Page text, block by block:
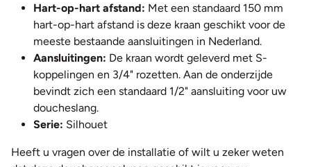
Hart-op-hart afstand: Met een standaard 150 mm
hart-op-hart afstand is deze kraan geschikt voor de
meeste bestaande aansluitingen in Nederland.
Aansluitingen: De kraan wordt geleverd met S-
koppelingen en 3/4" rozetten. Aan de onderzijde
bevindt zich een standaard 1/2" aansluiting voor uw
doucheslang.
Serie: Silhouet
Heeft u vragen over de installatie of wilt u zeker weten